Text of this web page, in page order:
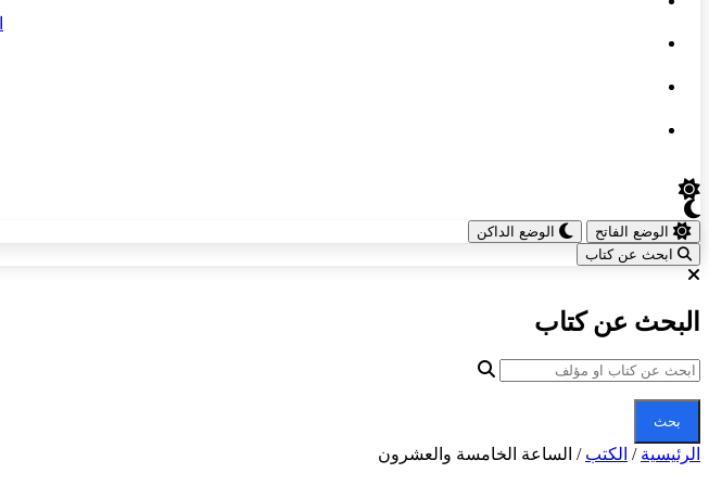
الوضع الفاتح
الوضع الداكن
ابحث عن كتاب
البحث عن كتاب
بحث
الرئيسية / الكتب / الساعة الخامسة والعشرون